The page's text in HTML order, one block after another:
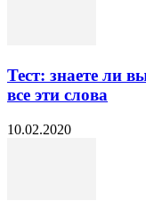
Тест: знаете ли
все эти слова
10.02.2020